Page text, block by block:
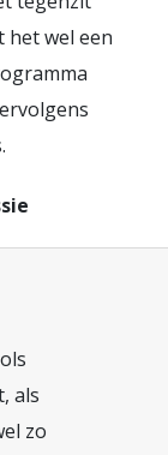
het wel een
als
zo